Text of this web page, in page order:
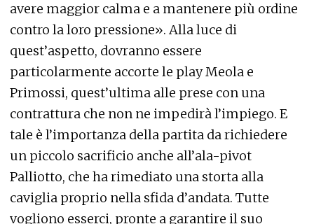
avere maggior calma e a mantenere più ordine
contro la loro pressione». Alla luce di
quest’aspetto, dovranno essere
particolarmente accorte le play Meola e
Primossi, quest’ultima alle prese con una
contrattura che non ne impedirà l’impiego. E
tale è l’importanza della partita da richiedere
un piccolo sacrificio anche all’ala-pivot
Palliotto, che ha rimediato una storta alla
caviglia proprio nella sfida d’andata. Tutte
vogliono esserci, pronte a garantire il suo